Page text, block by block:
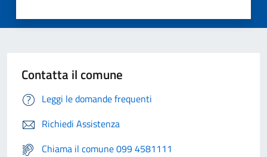
Contatta il comune
Leggi le domande frequenti
Richiedi Assistenza
Chiama il comune 099 4581111